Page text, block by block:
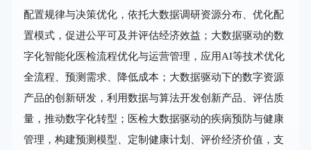
配置规律与决策优化，依托大数据调研资源分布、优化配
置模式，促进公平可及并评估经济效益；大数据驱动的数
字化智能化医检流程优化与运营管理，应用AI等技术优化
全流程、预测需求、降低成本；大数据驱动下的数字资源
产品的创新研发，利用数据与算法开发创新产品、评估质
量，推动数字化转型；医检大数据驱动的疾病预防与健康
管理，构建预测模型、定制健康计划、评价经济价值，支